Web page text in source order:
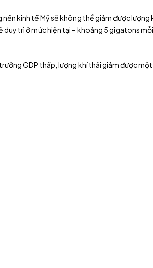
nền kinh tế Mỹ sẽ không thể giảm được
trì ở mức hiện tại – khoảng 5 gigatons
GDP thấp, lượng khí thải giảm được